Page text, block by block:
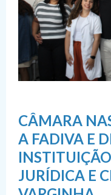
CÂMARA
A FADIVA E
JURÍDICA E